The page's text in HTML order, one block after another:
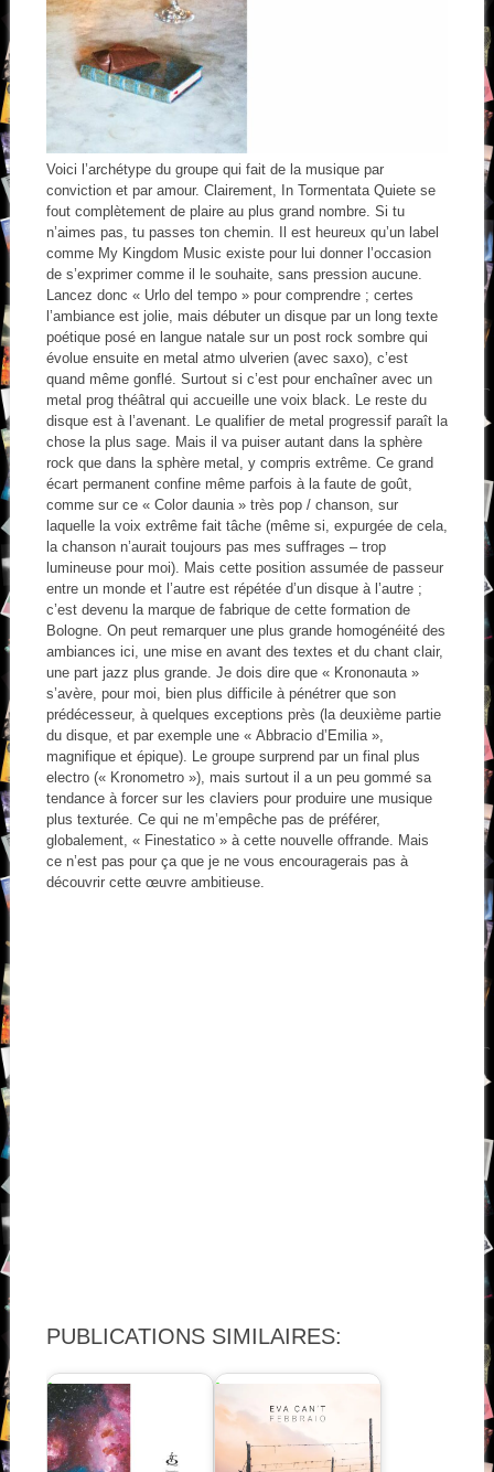
Voici l’archétype du groupe qui fait de la musique par
conviction et par amour. Clairement, In Tormentata Quiete se
fout complètement de plaire au plus grand nombre. Si tu
n’aimes pas, tu passes ton chemin. Il est heureux qu’un label
comme My Kingdom Music existe pour lui donner l’occasion
de s’exprimer comme il le souhaite, sans pression aucune.
Lancez donc « Urlo del tempo » pour comprendre ; certes
l’ambiance est jolie, mais débuter un disque par un long texte
poétique posé en langue natale sur un post rock sombre qui
évolue ensuite en metal atmo ulverien (avec saxo), c’est
quand même gonflé. Surtout si c’est pour enchaîner avec un
metal prog théâtral qui accueille une voix black. Le reste du
disque est à l’avenant. Le qualifier de metal progressif paraît la
chose la plus sage. Mais il va puiser autant dans la sphère
rock que dans la sphère metal, y compris extrême. Ce grand
écart permanent confine même parfois à la faute de goût,
comme sur ce « Color daunia » très pop / chanson, sur
laquelle la voix extrême fait tâche (même si, expurgée de cela,
la chanson n’aurait toujours pas mes suffrages – trop
lumineuse pour moi). Mais cette position assumée de passeur
entre un monde et l’autre est répétée d’un disque à l’autre ;
c’est devenu la marque de fabrique de cette formation de
Bologne. On peut remarquer une plus grande homogénéité des
ambiances ici, une mise en avant des textes et du chant clair,
une part jazz plus grande. Je dois dire que « Krononauta »
s’avère, pour moi, bien plus difficile à pénétrer que son
prédécesseur, à quelques exceptions près (la deuxième partie
du disque, et par exemple une « Abbracio d’Emilia »,
magnifique et épique). Le groupe surprend par un final plus
electro (« Kronometro »), mais surtout il a un peu gommé sa
tendance à forcer sur les claviers pour produire une musique
plus texturée. Ce qui ne m’empêche pas de préférer,
globalement, « Finestatico » à cette nouvelle offrande. Mais
ce n’est pas pour ça que je ne vous encouragerais pas à
découvrir cette œuvre ambitieuse.
PUBLICATIONS SIMILAIRES: